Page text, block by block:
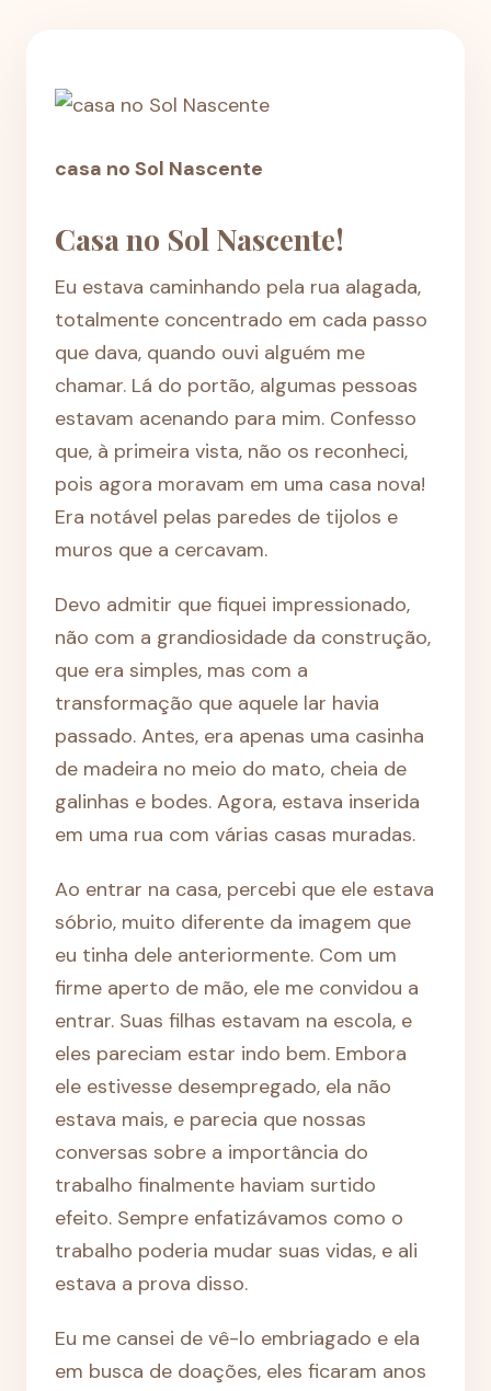
casa no Sol Nascente
Casa no Sol Nascente!
Eu estava caminhando pela rua alagada,
totalmente concentrado em cada passo
que dava, quando ouvi alguém me
chamar. Lá do portão, algumas pessoas
estavam acenando para mim. Confesso
que, à primeira vista, não os reconheci,
pois agora moravam em uma casa nova!
Era notável pelas paredes de tijolos e
muros que a cercavam.
Devo admitir que fiquei impressionado,
não com a grandiosidade da construção,
que era simples, mas com a
transformação que aquele lar havia
passado. Antes, era apenas uma casinha
de madeira no meio do mato, cheia de
galinhas e bodes. Agora, estava inserida
em uma rua com várias casas muradas.
Ao entrar na casa, percebi que ele estava
sóbrio, muito diferente da imagem que
eu tinha dele anteriormente. Com um
firme aperto de mão, ele me convidou a
entrar. Suas filhas estavam na escola, e
eles pareciam estar indo bem. Embora
ele estivesse desempregado, ela não
estava mais, e parecia que nossas
conversas sobre a importância do
trabalho finalmente haviam surtido
efeito. Sempre enfatizávamos como o
trabalho poderia mudar suas vidas, e ali
estava a prova disso.
Eu me cansei de vê-lo embriagado e ela
em busca de doações, eles ficaram anos